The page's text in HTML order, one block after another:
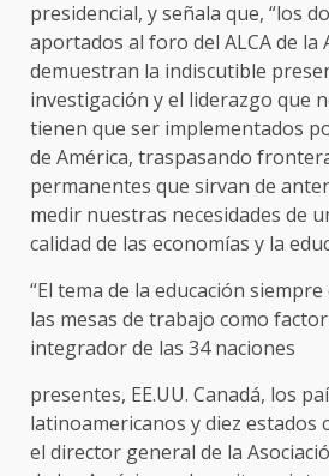
presidencial, y señala que, “los
aportados al foro del ALCA de la
demuestran la indiscutible
investigación y el liderazgo que
tienen que ser implementados
de América, traspasando
permanentes que sirvan de
medir nuestras necesidades de
calidad de las economías y la
“El tema de la educación
las mesas de trabajo como
integrador de las 34 naciones
presentes, EE.UU. Canadá, los
latinoamericanos y diez estados
el director general de la